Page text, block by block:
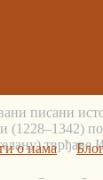
о нама
писани
(1228–1342)